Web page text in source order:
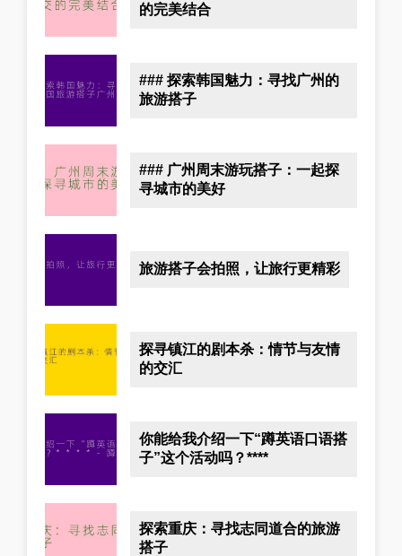
的完美结合
### 探索韩国魅力：寻找广州的
旅游搭子
### 广州周末游玩搭子：一起探
寻城市的美好
旅游搭子会拍照，让旅行更精彩
探寻镇江的剧本杀：情节与友情
的交汇
你能给我介绍一下“蹲英语口语搭
子”这个活动吗？****
探索重庆：寻找志同道合的旅游
搭子